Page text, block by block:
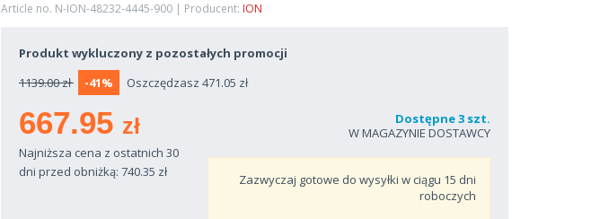
Article no. N-ION-48232-4445-900 | Producent: ION
Produkt wykluczony z pozostałych promocji
1139.00 zł
-41% Oszczędzasz 471.05 zł
667.95 zł
Najniższa cena z ostatnich 30
dni przed obniżką: 740.35 zł
Dostępne 3 szt.
W MAGAZYNIE DOSTAWCY
Zazwyczaj gotowe do wysyłki w ciągu 15 dni
roboczych